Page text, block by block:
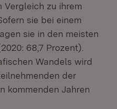
Vergleich zu ihrem
sie bei einem
sie in den meisten
68,7 Prozent).
Wandels wird
der
kommenden Jahren